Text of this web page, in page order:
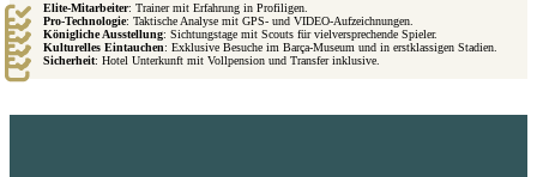
Elite-Mitarbeiter: Trainer mit Erfahrung in Profiligen.
Pro-Technologie: Taktische Analyse mit GPS- und VIDEO-Aufzeichnungen.
Königliche Ausstellung: Sichtungstage mit Scouts für vielversprechende Spieler.
Kulturelles Eintauchen: Exklusive Besuche im Barça-Museum und in erstklassigen Stadien.
Sicherheit: Hotel Unterkunft mit Vollpension und Transfer inklusive.